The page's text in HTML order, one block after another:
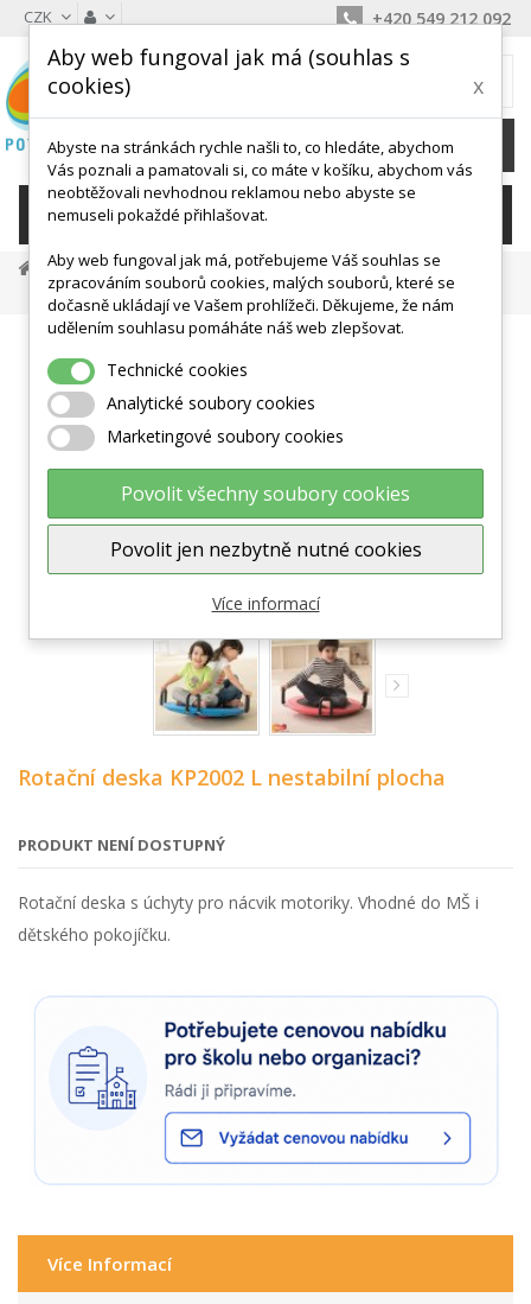
CZK +420 549 212 092
0 Kč
KATEGORIE
Balanční Podložky, Točny
Ostatní Balanční Podložky
Rotační Deska KP2002 L Nestabilní Plocha
Zobrazit větší
Rotační deska KP2002 L nestabilní plocha
PRODUKT NENÍ DOSTUPNÝ
Rotační deska s úchyty pro nácvik motoriky. Vhodné do MŠ i
dětského pokojíčku.
Více Informací
Aby web fungoval jak má (souhlas s
cookies)
x
Abyste na stránkách rychle našli to, co hledáte, abychom
Vás poznali a pamatovali si, co máte v košíku, abychom vás
neobtěžovali nevhodnou reklamou nebo abyste se
nemuseli pokaždé přihlašovat.
Aby web fungoval jak má, potřebujeme Váš souhlas se
zpracováním souborů cookies, malých souborů, které se
dočasně ukládají ve Vašem prohlížeči. Děkujeme, že nám
udělením souhlasu pomáháte náš web zlepšovat.
Technické cookies
Analytické soubory cookies
Marketingové soubory cookies
Povolit všechny soubory cookies
Povolit jen nezbytně nutné cookies
Více informací